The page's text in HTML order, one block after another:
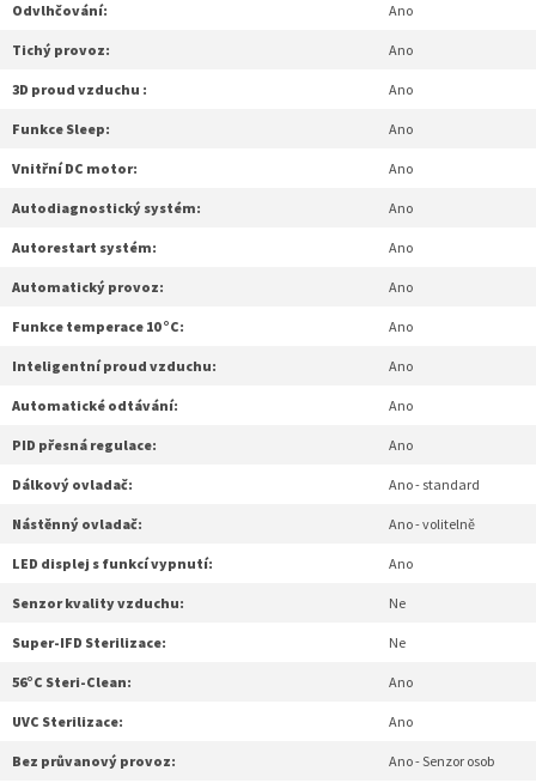
Odvlhčování: Ano
Tichý provoz: Ano
3D proud vzduchu : Ano
Funkce Sleep: Ano
Vnitřní DC motor: Ano
Autodiagnostický systém: Ano
Autorestart systém: Ano
Automatický provoz: Ano
Funkce temperace 10 °C: Ano
Inteligentní proud vzduchu: Ano
Automatické odtávání: Ano
PID přesná regulace: Ano
Dálkový ovladač: Ano - standard
Nástěnný ovladač: Ano - volitelně
LED displej s funkcí vypnutí: Ano
Senzor kvality vzduchu: Ne
Super-IFD Sterilizace: Ne
56°C Steri-Clean: Ano
UVC Sterilizace: Ano
Bez průvanový provoz: Ano - Senzor osob